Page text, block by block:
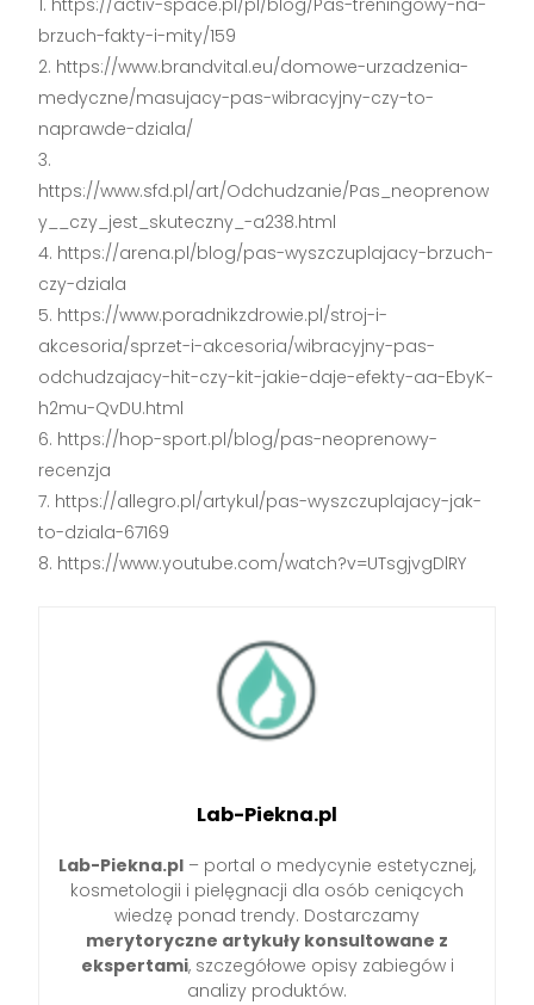
https://activ-space.pl/pl/blog/Pas-treningowy-na-
brzuch-fakty-i-mity/159
https://www.brandvital.eu/domowe-urzadzenia-
medyczne/masujacy-pas-wibracyjny-czy-to-
naprawde-dziala/
https://www.sfd.pl/art/Odchudzanie/Pas_neoprenow
y__czy_jest_skuteczny_-a238.html
https://arena.pl/blog/pas-wyszczuplajacy-brzuch-
czy-dziala
https://www.poradnikzdrowie.pl/stroj-i-
akcesoria/sprzet-i-akcesoria/wibracyjny-pas-
odchudzajacy-hit-czy-kit-jakie-daje-efekty-aa-EbyK-
h2mu-QvDU.html
https://hop-sport.pl/blog/pas-neoprenowy-
recenzja
https://allegro.pl/artykul/pas-wyszczuplajacy-jak-
to-dziala-67169
https://www.youtube.com/watch?v=UTsgjvgDlRY
Lab-Piekna.pl
Lab-Piekna.pl – portal o medycynie estetycznej,
kosmetologii i pielęgnacji dla osób ceniących
wiedzę ponad trendy. Dostarczamy
merytoryczne artykuły konsultowane z
ekspertami, szczegółowe opisy zabiegów i
analizy produktów.